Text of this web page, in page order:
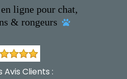
ligne pour chat,
& rongeurs

Avis Clients :